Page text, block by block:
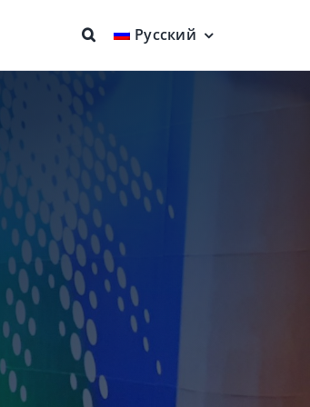
Плавающее
заборное устройство
Более чистый продукт
Русский